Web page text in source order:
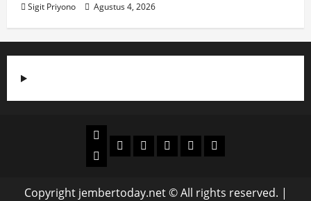
Sigit Priyono Agustus 4, 2026
Beranda
News
PolitikOtomotifEkonomiSosialtentang
today
Copyright jembertoday.net © All rights reserved. |